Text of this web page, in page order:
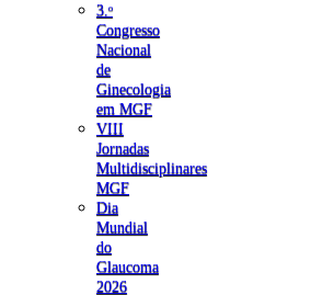
3.ᵒ
Congresso
Nacional
de
Ginecologia
em MGF
VIII
Jornadas
Multidisciplinares
MGF
Dia
Mundial
do
Glaucoma
2026